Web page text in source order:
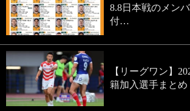
8.8日本戦のメン
付…
【リーグワン】
籍加入選手まとめ